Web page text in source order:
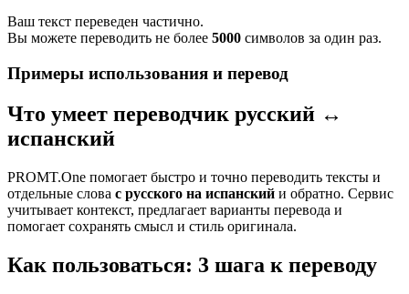
Ваш текст переведен частично.
Вы можете переводить не более 5000 символов за один раз.
Примеры использования и перевод
Что умеет переводчик русский ↔
испанский
PROMT.One помогает быстро и точно переводить тексты и
отдельные слова с русского на испанский и обратно. Сервис
учитывает контекст, предлагает варианты перевода и
помогает сохранять смысл и стиль оригинала.
Как пользоваться: 3 шага к переводу